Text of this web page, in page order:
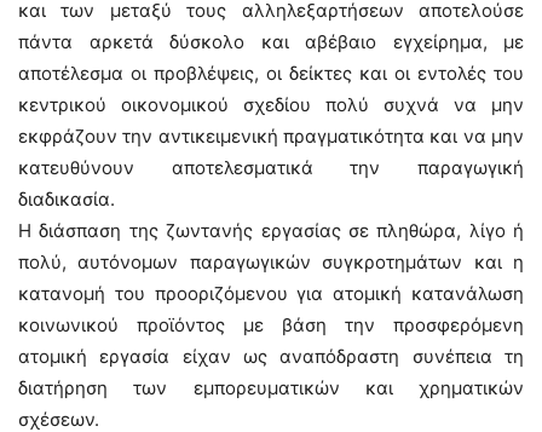
και των μεταξύ τους αλληλεξαρτήσεων αποτελούσε
πάντα αρκετά δύσκολο και αβέβαιο εγχείρημα, με
αποτέλεσμα οι προβλέψεις, οι δείκτες και οι εντολές του
κεντρικού οικονομικού σχεδίου πολύ συχνά να μην
εκφράζουν την αντικειμενική πραγματικότητα και να μην
κατευθύνουν αποτελεσματικά την παραγωγική
διαδικασία.
Η διάσπαση της ζωντανής εργασίας σε πληθώρα, λίγο ή
πολύ, αυτόνομων παραγωγικών συγκροτημάτων και η
κατανομή του προοριζόμενου για ατομική κατανάλωση
κοινωνικού προϊόντος με βάση την προσφερόμενη
ατομική εργασία είχαν ως αναπόδραστη συνέπεια τη
διατήρηση των εμπορευματικών και χρηματικών
σχέσεων.